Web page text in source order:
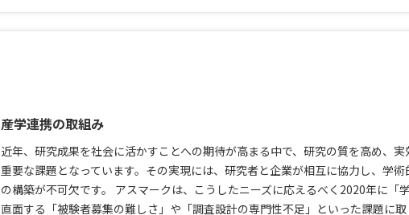
産学連携の取組み
近年、研究成果を社会に活かすことへの期待が高まる中で、研究の質を高め、
重要な課題となっています。その実現には、研究者と企業が相互に協力し、学
の構築が不可欠です。 アスマークは、こうしたニーズに応えるべく2020年に「
直面する「被験者募集の難しさ」や「調査設計の専門性不足」といった課題に